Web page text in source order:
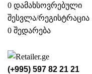
0 დამახსოვრებული
შესვლა/რეგისტრაცია
0 შედარება
(+995) 597 82 21 21